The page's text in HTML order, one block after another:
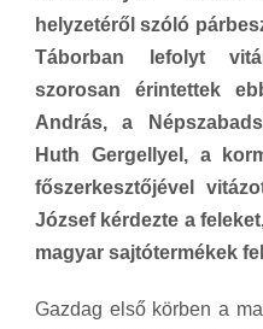
helyzetéről szóló
Táborban lefolyt
szorosan érintettek
András, a
Huth Gergellyel, a
főszerkesztőjével
József kérdezte a
magyar sajtótermékek
Gazdag első körben a